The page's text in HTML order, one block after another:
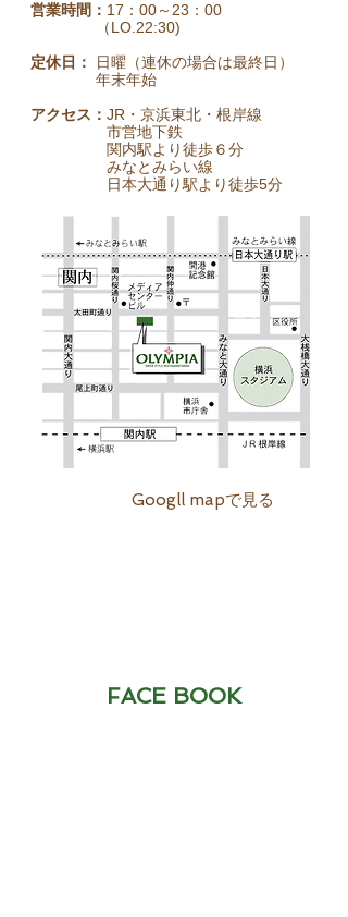
営業時間： 17：00～23：00
（LO.22:30)
定休日：
日曜（連休の場合は最終日）
年末年始
アクセス： JR・京浜東北・根岸線
市営地下鉄
関内駅より徒歩６分
みなとみらい線
日本大通り駅より徒歩5分
Googll mapで見る
FACE BOOK